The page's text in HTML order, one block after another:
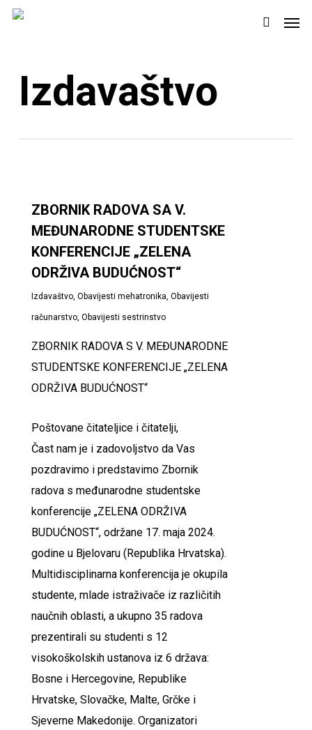
Skip
search
Izdavaštvo
ZBORNIK RADOVA SA V.
MEĐUNARODNE STUDENTSKE
KONFERENCIJE „ZELENA
ODRŽIVA BUDUĆNOST“
Izdavaštvo, Obavijesti mehatronika, Obavijesti
računarstvo, Obavijesti sestrinstvo
ZBORNIK RADOVA S V. MEĐUNARODNE
STUDENTSKE KONFERENCIJE „ZELENA
ODRŽIVA BUDUĆNOST“
Poštovane čitateljice i čitatelji,
Čast nam je i zadovoljstvo da Vas
pozdravimo i predstavimo Zbornik
radova s međunarodne studentske
konferencije „ZELENA ODRŽIVA
BUDUĆNOST“, održane 17. maja 2024.
godine u Bjelovaru (Republika Hrvatska).
Multidisciplinarna konferencija je okupila
studente, mlade istraživače iz različitih
naučnih oblasti, a ukupno 35 radova
prezentirali su studenti s 12
visokoškolskih ustanova iz 6 država:
Bosne i Hercegovine, Republike
Hrvatske, Slovačke, Malte, Grčke i
Sjeverne Makedonije. Organizatori